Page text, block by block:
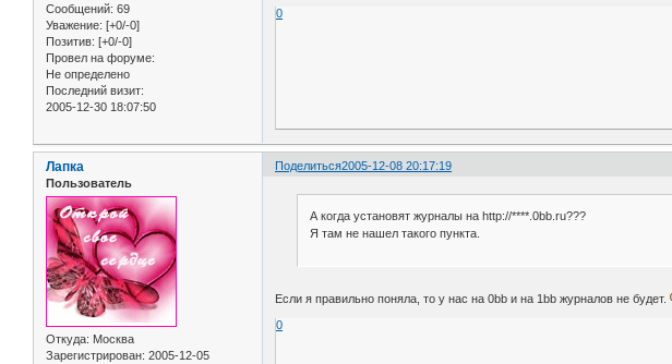
Сообщений: 69
Уважение: [+0/-0]
Позитив: [+0/-0]
Провел на форуме:
Не определено
Последний визит:
2005-12-30 18:07:50
0
Поделиться2005-12-08 20:17:19
Лапка
Пользователь
Откуда: Москва
Зарегистрирован: 2005-12-05
А когда установят журналы на http://****.0bb.ru???
Я там не нашел такого пункта.
Если я правильно поняла, то у нас на 0bb и на 1bb журналов не будет.
0